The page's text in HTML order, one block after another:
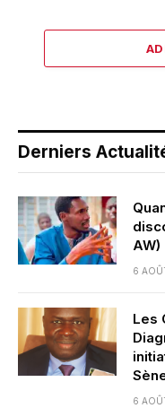
Derniers
AW)
6
Les
6